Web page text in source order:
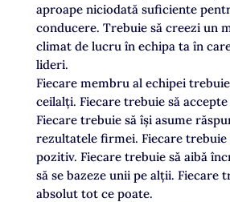
aproape niciodată suficiente
conducere. Trebuie să creezi un
climat de lucru în echipa ta în
lideri.
Fiecare membru al echipei
ceilalți. Fiecare trebuie să
Fiecare trebuie să își asume
rezultatele firmei. Fiecare trebuie
pozitiv. Fiecare trebuie să aibă
să se bazeze unii pe alții. Fiecare
absolut tot ce poate.